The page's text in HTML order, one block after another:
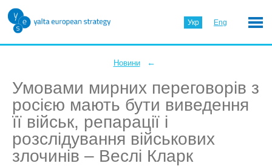
Укр Eng
Новини ←
Умовами мирних переговорів з
росією мають бути виведення
її військ, репарації і
розслідування військових
злочинів – Веслі Кларк